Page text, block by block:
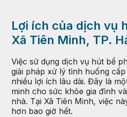
Lợi ích của dịch vụ
Xã Tiên Minh, TP.
Việc sử dụng dịch vụ hút bể
giải pháp xử lý tình huống
nhiều lợi ích lâu dài. Đây là
minh cho sức khỏe gia đình
nhà. Tại Xã Tiên Minh, việc
hơn bao giờ hết.